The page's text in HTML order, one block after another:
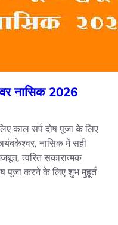
नासिक 2026
काल सर्प दोष पूजा के लिए
नासिक में सही
त्वरित सकारात्मक
पूजा करने के लिए शुभ मुहूर्त